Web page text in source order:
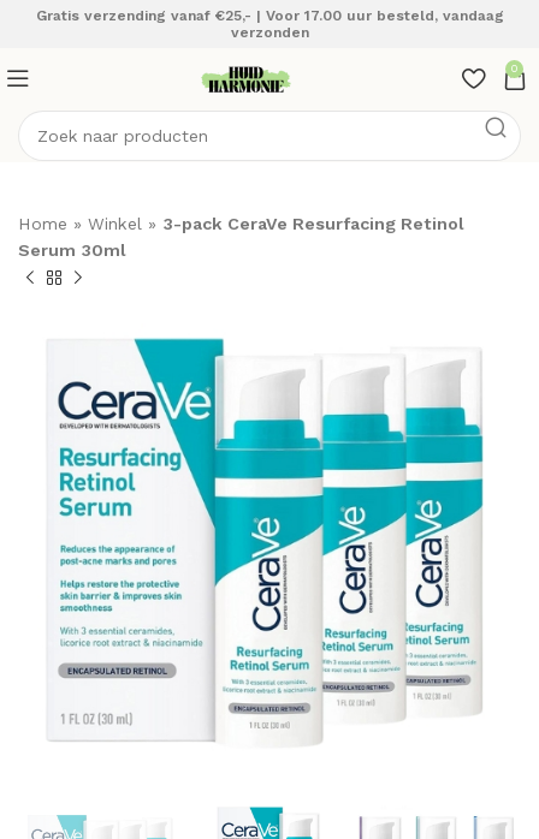
Gratis verzending vanaf €25,- | Voor 17.00 uur besteld, vandaag
verzonden
0
Home » Winkel » 3-pack CeraVe Resurfacing Retinol
Serum 30ml